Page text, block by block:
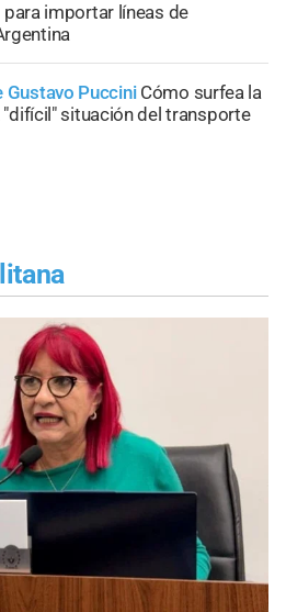
para importar líneas de
Gustavo Puccini Cómo surfea la
"difícil" situación del transporte